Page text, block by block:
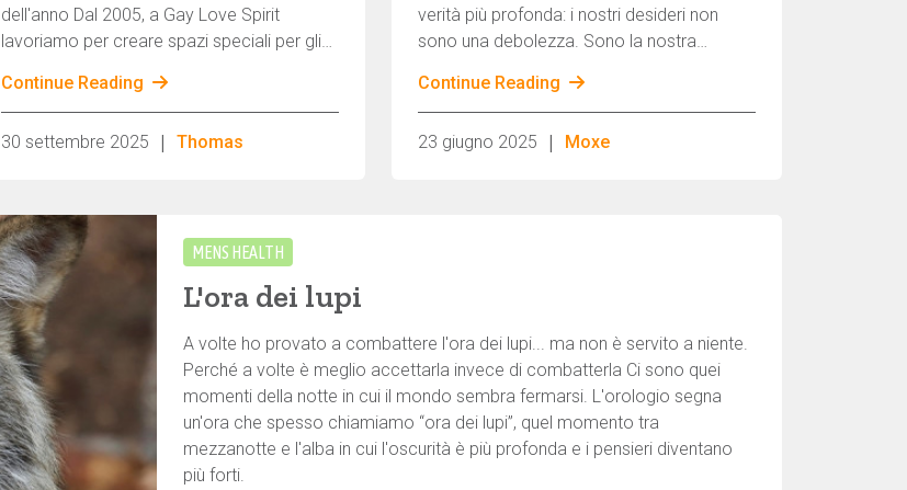
dell'anno Dal 2005, a Gay Love Spirit
lavoriamo per creare spazi speciali per gli
invernale, abbiamo creato uno spazio unico
per concludere l'anno in modo profondo e
connesso. Il nostro viaggio ci ha portato da
semplice scuola rurale che offre
esattamente ciò di cui abbiamo bisogno:
autenticità e l'opportunità di concentrarci
sull'essenziale.
Continue Reading
30 settembre 2025 | Thomas
verità più profonda: i nostri desideri non
sono una debolezza. Sono la nostra
onesto al nostro autentico sé erotico.
Continue Reading
23 giugno 2025 | Moxe
MENS HEALTH
L'ora dei lupi
A volte ho provato a combattere l'ora dei lupi... ma non è servito a niente.
Perché a volte è meglio accettarla invece di combatterla Ci sono quei
momenti della notte in cui il mondo sembra fermarsi. L'orologio segna
un'ora che spesso chiamiamo “ora dei lupi”, quel momento tra
mezzanotte e l'alba in cui l'oscurità è più profonda e i pensieri diventano
più forti.